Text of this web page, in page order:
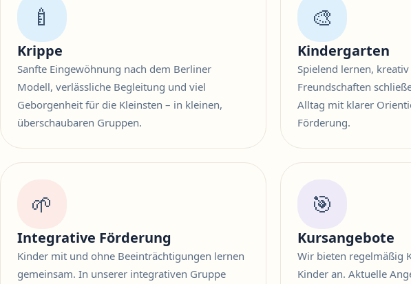
🍼
Krippe
Sanfte Eingewöhnung nach dem Berliner
Modell, verlässliche Begleitung und viel
Geborgenheit für die Kleinsten – in kleinen,
überschaubaren Gruppen.
🎨
Kindergarten
Spielend lernen,
Freundschaften
Alltag mit klarer
Förderung.
🌱
Integrative Förderung
Kinder mit und ohne Beeinträchtigungen lernen
gemeinsam. In unserer integrativen Gruppe
🎯
Kursangebote
Wir bieten regelmäßig
Kinder an. Aktuelle